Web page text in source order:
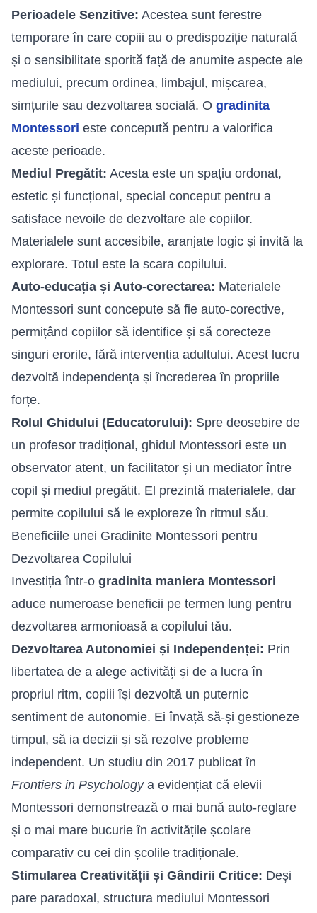
Perioadele Senzitive: Acestea sunt ferestre
temporare în care copiii au o predispoziție naturală
și o sensibilitate sporită față de anumite aspecte ale
mediului, precum ordinea, limbajul, mișcarea,
simțurile sau dezvoltarea socială. O gradinita
Montessori este concepută pentru a valorifica
aceste perioade.
Mediul Pregătit: Acesta este un spațiu ordonat,
estetic și funcțional, special conceput pentru a
satisface nevoile de dezvoltare ale copiilor.
Materialele sunt accesibile, aranjate logic și invită la
explorare. Totul este la scara copilului.
Auto-educația și Auto-corectarea: Materialele
Montessori sunt concepute să fie auto-corective,
permițând copiilor să identifice și să corecteze
singuri erorile, fără intervenția adultului. Acest lucru
dezvoltă independența și încrederea în propriile
forțe.
Rolul Ghidului (Educatorului): Spre deosebire de
un profesor tradițional, ghidul Montessori este un
observator atent, un facilitator și un mediator între
copil și mediul pregătit. El prezintă materialele, dar
permite copilului să le exploreze în ritmul său.
Beneficiile unei Gradinite Montessori pentru
Dezvoltarea Copilului
Investiția într-o gradinita maniera Montessori
aduce numeroase beneficii pe termen lung pentru
dezvoltarea armonioasă a copilului tău.
Dezvoltarea Autonomiei și Independenței: Prin
libertatea de a alege activități și de a lucra în
propriul ritm, copiii își dezvoltă un puternic
sentiment de autonomie. Ei învață să-și gestioneze
timpul, să ia decizii și să rezolve probleme
independent. Un studiu din 2017 publicat în
Frontiers in Psychologya evidențiat că elevii
Montessori demonstrează o mai bună auto-reglare
și o mai mare bucurie în activitățile școlare
comparativ cu cei din școlile tradiționale.
Stimularea Creativității și Gândirii Critice: Deși
pare paradoxal, structura mediului Montessori